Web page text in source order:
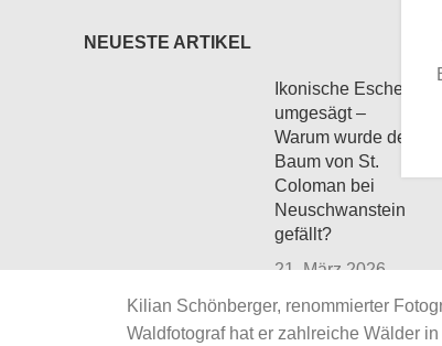
NEUESTE ARTIKEL
Ikonische Esche
umgesägt –
Warum wurde der
Baum von St.
Coloman bei
Neuschwanstein
gefällt?
21. März 2026
No Comments
Kilian Schönberger, renommierter
Waldfotograf hat er zahlreiche Wälder